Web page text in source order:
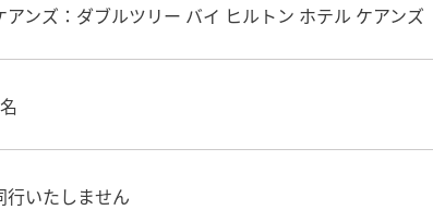
アンズ：ダブルツリー バイ ヒルトン ホテル ケアンズ
行いたしません